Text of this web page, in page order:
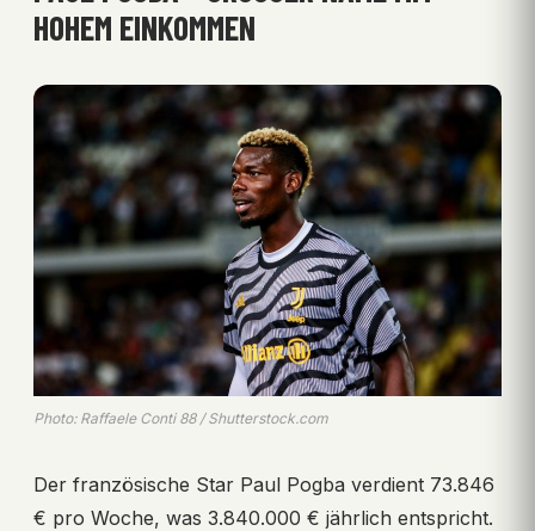
OHEM EINKOMMEN
Photo: Raffaele Conti 88 / Shutterstock.com
Der französische Star Paul Pogba verdient 73.846
€ pro Woche, was 3.840.000 € jährlich entspricht.